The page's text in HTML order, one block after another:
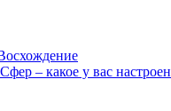
– какое у вас